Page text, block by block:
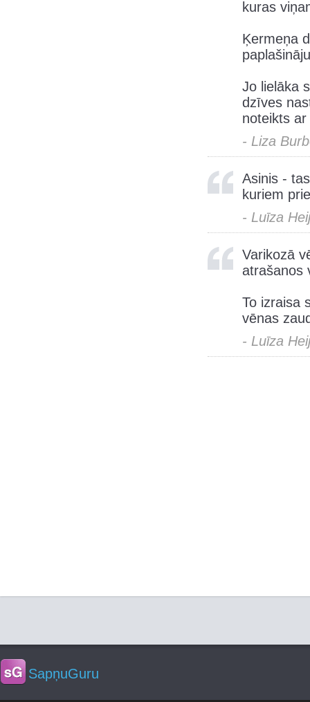
kuras
Ķermeņa
Jo lielāka
dzīves
noteikts
- Liza
Asinis -
kuriem
- Luīza
Varikozā
atrašanos
To izraisa
vēnas
- Luīza
SapņuGuru